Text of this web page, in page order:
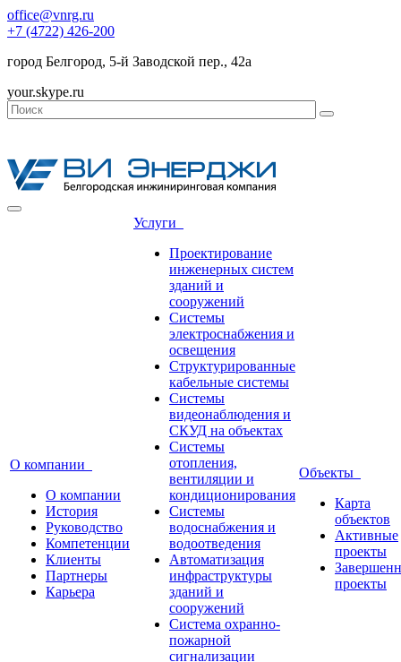
office@vnrg.ru
+7 (4722) 426-200
город Белгород, 5-й Заводской пер., 42а
your.skype.ru
О компании
О компании
История
Руководство
Компетенции
Клиенты
Партнеры
Карьера
Услуги
Проектирование
инженерных систем
зданий и
сооружений
Системы
электроснабжения и
освещения
Структурированные
кабельные системы
Системы
видеонаблюдения и
СКУД на объектах
Системы
отопления,
вентиляции и
кондиционирования
Системы
водоснабжения и
водоотведения
Автоматизация
инфраструктуры
зданий и
сооружений
Система охранно-
пожарной
сигнализации
Объекты
Карта
объектов
Активные
проекты
проекты